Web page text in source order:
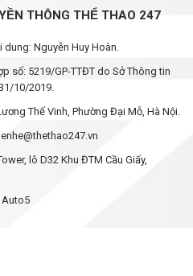
THÔNG THỂ THAO 247
Nguyễn Huy Hoàn.
số: 5219/GP-TTĐT do Sở Thông tin
10/2019.
Thế Vinh, Phường Đại Mỗ, Hà Nội.
lô D32 Khu ĐTM Cầu Giấy,
Auto5